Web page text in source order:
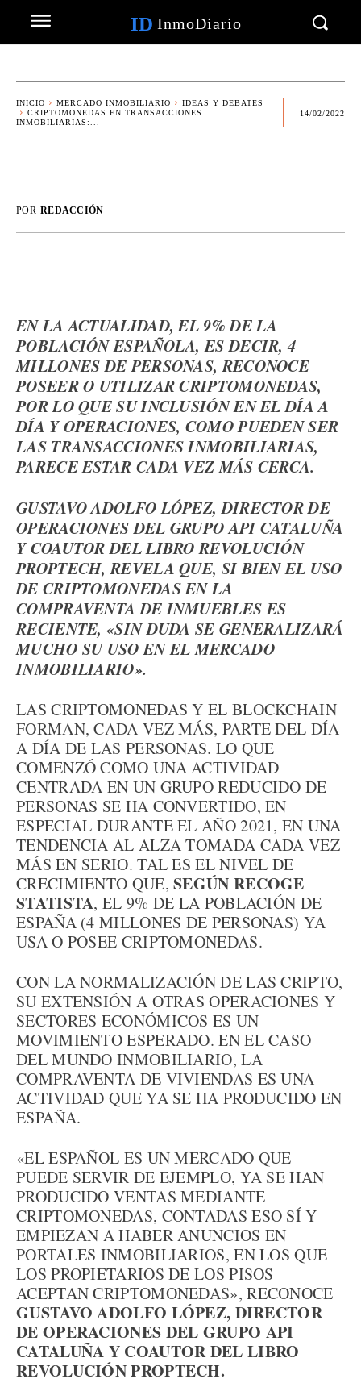
ID InmoDiario
INICIO MERCADO INMOBILIARIO
IDEAS Y DEBATES
CRIPTOMONEDAS EN TRANSACCIONES
INMOBILIARIAS:...
14/02/2022
POR REDACCIÓN
EN LA ACTUALIDAD, EL 9% DE LA
POBLACIÓN ESPAÑOLA, ES DECIR, 4
MILLONES DE PERSONAS, RECONOCE
POSEER O UTILIZAR CRIPTOMONEDAS,
POR LO QUE SU INCLUSIÓN EN EL DÍA A
DÍA Y OPERACIONES, COMO PUEDEN SER
LAS TRANSACCIONES INMOBILIARIAS,
PARECE ESTAR CADA VEZ MÁS CERCA.
GUSTAVO ADOLFO LÓPEZ, DIRECTOR DE
OPERACIONES DEL GRUPO API CATALUÑA
Y COAUTOR DEL LIBRO REVOLUCIÓN
PROPTECH, REVELA QUE, SI BIEN EL USO
DE CRIPTOMONEDAS EN LA
COMPRAVENTA DE INMUEBLES ES
RECIENTE, «SIN DUDA SE GENERALIZARÁ
MUCHO SU USO EN EL MERCADO
INMOBILIARIO».
LAS CRIPTOMONEDAS Y EL BLOCKCHAIN
FORMAN, CADA VEZ MÁS, PARTE DEL DÍA
A DÍA DE LAS PERSONAS. LO QUE
COMENZÓ COMO UNA ACTIVIDAD
CENTRADA EN UN GRUPO REDUCIDO DE
PERSONAS SE HA CONVERTIDO, EN
ESPECIAL DURANTE EL AÑO 2021, EN UNA
TENDENCIA AL ALZA TOMADA CADA VEZ
MÁS EN SERIO. TAL ES EL NIVEL DE
CRECIMIENTO QUE,SEGÚN RECOGE
STATISTA, EL 9% DE LA POBLACIÓN DE
ESPAÑA (4 MILLONES DE PERSONAS) YA
USA O POSEE CRIPTOMONEDAS.
CON LA NORMALIZACIÓN DE LAS CRIPTO,
SU EXTENSIÓN A OTRAS OPERACIONES Y
SECTORES ECONÓMICOS ES UN
MOVIMIENTO ESPERADO. EN EL CASO
DEL MUNDO INMOBILIARIO, LA
COMPRAVENTA DE VIVIENDAS ES UNA
ACTIVIDAD QUE YA SE HA PRODUCIDO EN
ESPAÑA.
«EL ESPAÑOL ES UN MERCADO QUE
PUEDE SERVIR DE EJEMPLO, YA SE HAN
PRODUCIDO VENTAS MEDIANTE
CRIPTOMONEDAS, CONTADAS ESO SÍ Y
EMPIEZAN A HABER ANUNCIOS EN
PORTALES INMOBILIARIOS, EN LOS QUE
LOS PROPIETARIOS DE LOS PISOS
ACEPTAN CRIPTOMONEDAS», RECONOCE
GUSTAVO ADOLFO LÓPEZ, DIRECTOR
DE OPERACIONES DEL GRUPO API
CATALUÑA Y COAUTOR DEL LIBRO
REVOLUCIÓN PROPTECH.